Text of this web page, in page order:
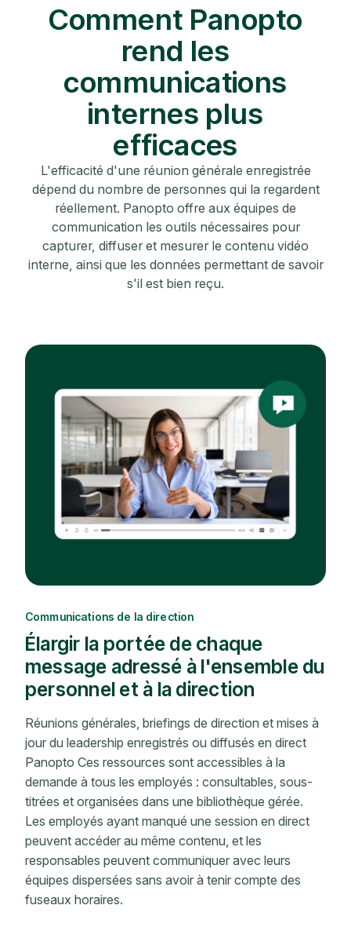
Comment Panopto
rend les
communications
internes plus
efficaces
L'efficacité d'une réunion générale enregistrée
dépend du nombre de personnes qui la regardent
réellement. Panopto offre aux équipes de
communication les outils nécessaires pour
capturer, diffuser et mesurer le contenu vidéo
interne, ainsi que les données permettant de savoir
s'il est bien reçu.
Communications de la direction
Élargir la portée de chaque
message adressé à l'ensemble du
personnel et à la direction
Réunions générales, briefings de direction et mises à
jour du leadership enregistrés ou diffusés en direct
Panopto Ces ressources sont accessibles à la
demande à tous les employés : consultables, sous-
titrées et organisées dans une bibliothèque gérée.
Les employés ayant manqué une session en direct
peuvent accéder au même contenu, et les
responsables peuvent communiquer avec leurs
équipes dispersées sans avoir à tenir compte des
fuseaux horaires.